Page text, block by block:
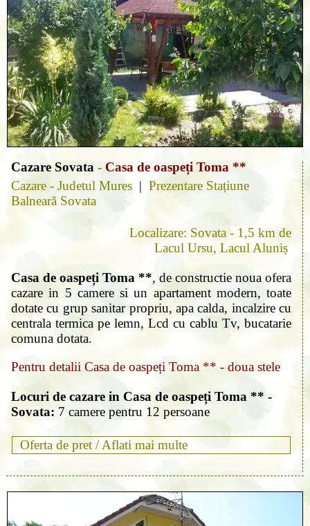
Cazare Sovata - Casa de oaspeți Toma **
Cazare - Judetul Mures | Prezentare Stațiune
Balneară Sovata
Localizare: Sovata - 1,5 km de
Lacul Ursu, Lacul Aluniș
Casa de oaspeți Toma **, de constructie noua ofera
cazare in 5 camere si un apartament modern, toate
dotate cu grup sanitar propriu, apa calda, incalzire cu
centrala termica pe lemn, Lcd cu cablu Tv, bucatarie
comuna dotata.
Pentru detalii Casa de oaspeți Toma ** - doua stele
Locuri de cazare in Casa de oaspeți Toma ** -
Sovata: 7 camere pentru 12 persoane
Oferta de pret / Aflati mai multe